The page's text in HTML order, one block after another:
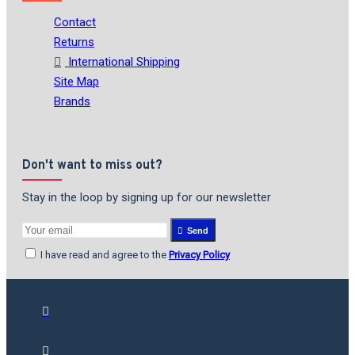
Contact
Returns
International Shipping
Site Map
Brands
Don't want to miss out?
Stay in the loop by signing up for our newsletter
Send
I have read and agree to the Privacy Policy